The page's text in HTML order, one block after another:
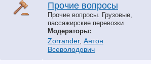
Прочие вопросы
Прочие вопросы. Грузовые,
пассажирские перевозки
Модераторы:
Zorrander, Антон
Всеволодович